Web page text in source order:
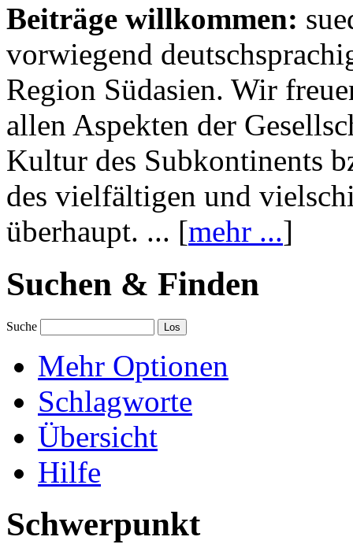
Beiträge willkommen:
vorwiegend
Region Südasien. Wir
allen Aspekten der
Kultur des Subkontinents
des vielfältigen und
überhaupt. ... [mehr ...]
Suchen & Finden
Suche
Mehr Optionen
Schlagworte
Übersicht
Hilfe
Schwerpunkt